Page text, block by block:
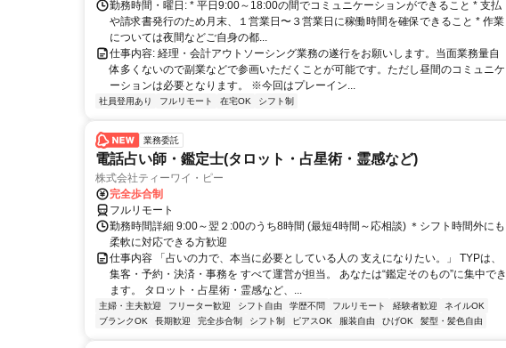
勤務時間・曜日: * 平日9:00～18:00の間でコミュニケーションができること * 支払
や請求書発行のため月末、１営業日〜３営業日に稼働時間を確保できること * 作業
については夜間などご自身の都...
仕事内容: 経理・会計アウトソーシング業務の遂行をお願いします。当面業務量自
体多くないので副業などで参画いただくことが可能です。ただし昼間のコミュニケ
ーションは必要となります。 ※今回はプレーイン...
社員登用あり フルリモート 在宅OK シフト制
業務委託
電話占い師・鑑定士(タロット・占星術・霊感など)
株式会社ティーワイ・ピー
完全歩合制
フルリモート
勤務時間詳細 9:00～翌２:00のうち8時間 (最短4時間～応相談) ＊シフト時間外にも
柔軟に対応できる方歓迎
仕事内容 「占いの力で、本当に必要としている人の 支えになりたい。」 TYPは、
集客・予約・決済・事務を すべて運営が担当。 あなたは“鑑定そのもの”に集中でき
ます。 タロット・占星術・霊感など、...
主婦・主夫歓迎 フリーター歓迎 シフト自由 学歴不問 フルリモート 経験者歓迎
ネイルOK
ブランクOK
長期歓迎 完全歩合制 シフト制 ピアスOK 服装自由 ひげOK 髪型・髪色自由